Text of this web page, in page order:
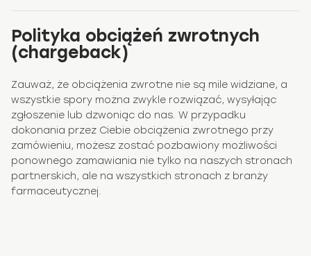
Polityka obciążeń zwrotnych
(chargeback)
Zauważ, że obciążenia zwrotne nie są mile widziane, a
wszystkie spory można zwykle rozwiązać, wysyłając
zgłoszenie lub dzwoniąc do nas. W przypadku
dokonania przez Ciebie obciążenia zwrotnego przy
zamówieniu, możesz zostać pozbawiony możliwości
ponownego zamawiania nie tylko na naszych stronach
partnerskich, ale na wszystkich stronach z branży
farmaceutycznej.